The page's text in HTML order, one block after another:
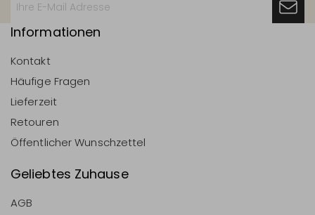
Informationen
Kontakt
Häufige Fragen
Lieferzeit
Retouren
Öffentlicher Wunschzettel
Geliebtes Zuhause
AGB